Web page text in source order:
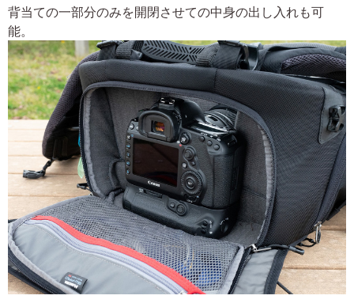
背当ての一部分のみを開閉させての中身の出し入れも可
能。